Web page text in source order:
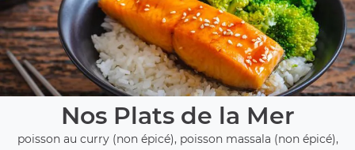
Nos Plats de la Mer
poisson au curry (non épicé), poisson massala (non épicé),